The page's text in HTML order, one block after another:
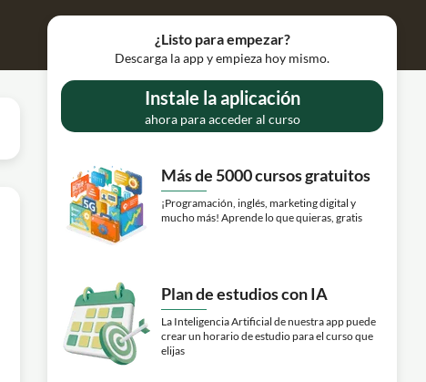
¿Listo para empezar?
Descarga la app y empieza hoy mismo.
Instale la aplicación
ahora para acceder al curso
Más de 5000 cursos gratuitos
¡Programación, inglés, marketing digital y
mucho más! Aprende lo que quieras, gratis
Plan de estudios con IA
La Inteligencia Artificial de nuestra app puede
crear un horario de estudio para el curso que
elijas